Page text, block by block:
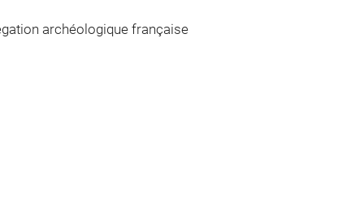
archéologique française